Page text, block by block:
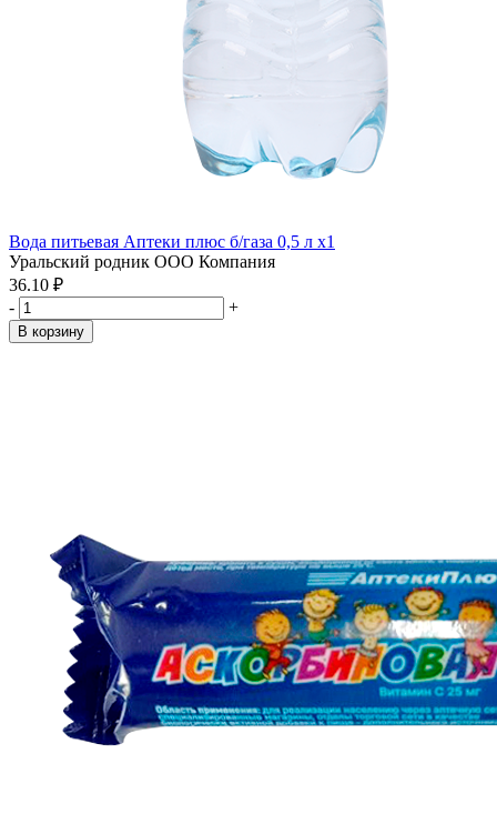
Вода питьевая Аптеки плюс б/газа 0,5 л x1
Уральский родник ООО Компания
36.10 ₽
-
+
В корзину